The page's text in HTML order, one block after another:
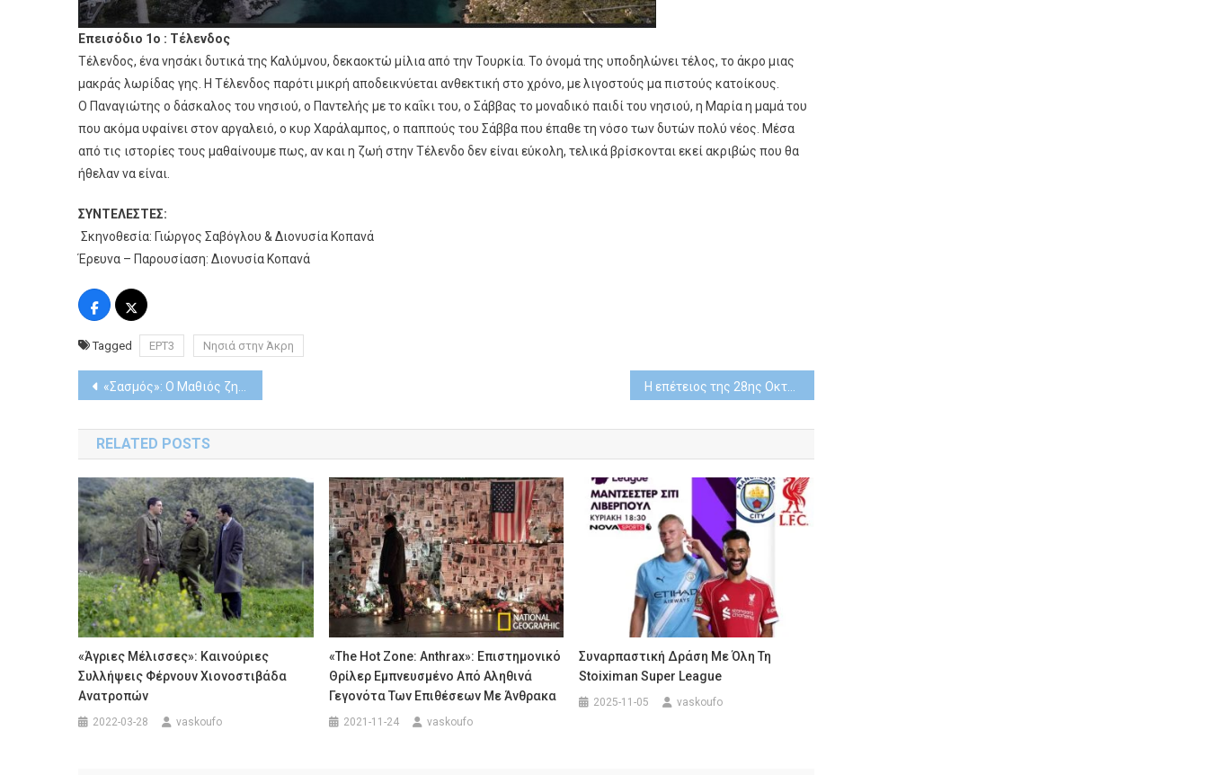
Επεισόδιο 1ο : Τέλενδος
Τέλενδος, ένα νησάκι δυτικά της Καλύμνου, δεκαοκτώ μίλια από την Τουρκία. Το όνομά της υποδηλώνει τέλος, το άκρο μιας
μακράς λωρίδας γης. Η Τέλενδος παρότι μικρή αποδεικνύεται ανθεκτική στο χρόνο, με λιγοστούς μα πιστούς κατοίκους.
Ο Παναγιώτης ο δάσκαλος του νησιού, ο Παντελής με το καΐκι του, ο Σάββας το μοναδικό παιδί του νησιού, η Μαρία η μαμά του
που ακόμα υφαίνει στον αργαλειό, ο κυρ Χαράλαμπος, ο παππούς του Σάββα που έπαθε τη νόσο των δυτών πολύ νέος. Μέσα
από τις ιστορίες τους μαθαίνουμε πως, αν και η ζωή στην Τέλενδο δεν είναι εύκολη, τελικά βρίσκονται εκεί ακριβώς που θα
ήθελαν να είναι.
ΣΥΝΤΕΛΕΣΤΕΣ:
Σκηνοθεσία: Γιώργος Σαβόγλου & Διονυσία Κοπανά
Έρευνα – Παρουσίαση: Διονυσία Κοπανά
Tagged ΕΡΤ3 Νησιά στην Άκρη
Post
navigation
«Σασμός»: Ο Μαθιός ζητά από τη Βασιλική να παντρευτούν σε τρεις ημέρες
RELATED POSTS
«Άγριες Μέλισσες»: Καινούριες
Συλλήψεις Φέρνουν Χιονοστιβάδα
Ανατροπών
2022-03-28 vaskoufo
«The Hot Zone: Anthrax»: Επιστημονικό
Θρίλερ Εμπνευσμένο Από Αληθινά
Γεγονότα Των Επιθέσεων Με Άνθρακα
2021-11-24 vaskoufo
Συναρπαστική Δράση Με Όλη Τη
Stoiximan Super League
2025-11-05 vaskoufo